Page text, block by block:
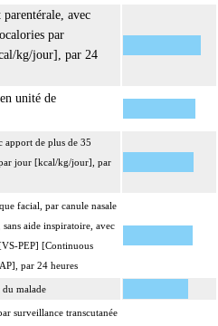
avec
par
kg/jour], par 24
unité de
apport de plus de 35
jour [kcal/kg/jour], par
facial, par canule nasale
aide inspiratoire, avec
PEP] [Continuous
par 24 heures
malade
surveillance transcutanée